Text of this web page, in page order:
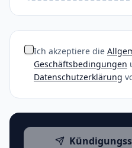
Ich akzeptiere die
Geschäftsbedingungen
Datenschutzerklärung